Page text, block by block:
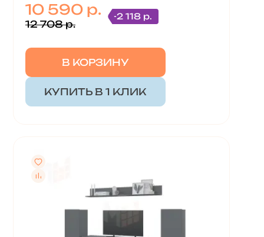
10 590 р.
12 708 р.
-2 118 р.
В КОРЗИНУ
КУПИТЬ В 1 КЛИК